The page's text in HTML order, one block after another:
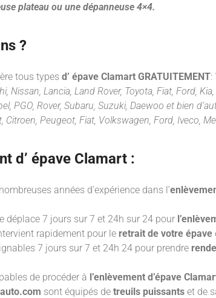
plateau ou une dépanneuse 4×4.
?
tous types d’ épave Clamart GRATUITEMENT:
Lancia, Land Rover, Toyota, Fiat, Ford,
PGO, Rover, Subaru, Suzuki, Daewoo et bien
Citroen, Peugeot, Fiat, Volkswagen, Ford, Iveco,
d’ épave Clamart :
années d’expérience dans l’
déplace 7 jours sur 7 et 24h sur 24 pour
rapidement pour le retrait de votre épave
7 jours sur 7 et 24h 24 pour prendre
de procéder à l’enlèvement d’épave
sont équipés de treuils puissants et de